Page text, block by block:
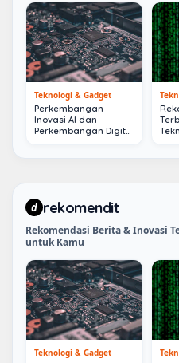
Teknologi & Gadget
Perkembangan
Inovasi AI dan
Perkembangan Digital
d rekomendit
Rekomendasi Berita & Inovasi
untuk Kamu
Teknologi & Gadget